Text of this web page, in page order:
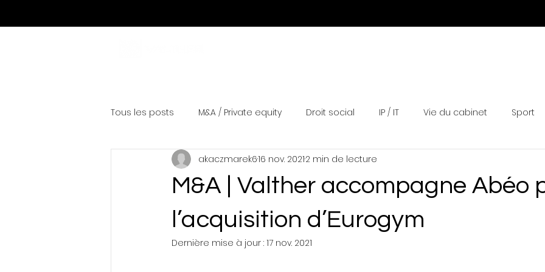
Tous les posts M&A / Private equity Droit social IP / IT Vie du cabinet Sport
M&A | Valther accompagne Abéo
l’acquisition d’Eurogym
akaczmarek616 nov. 20212 min de lecture
Dernière mise à jour : 17 nov. 2021